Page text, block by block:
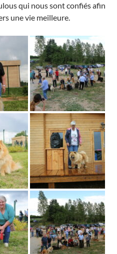
qui nous sont confiés afin
une vie meilleure.